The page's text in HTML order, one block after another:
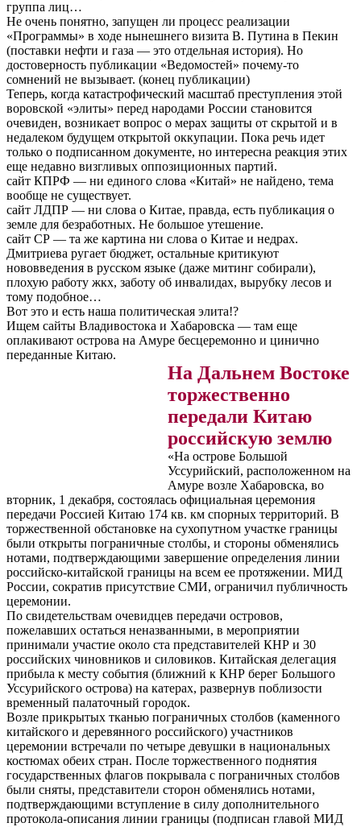
группа лиц…
Не очень понятно, запущен ли процесс реализации
«Программы» в ходе нынешнего визита В. Путина в Пекин
(поставки нефти и газа — это отдельная история). Но
достоверность публикации «Ведомостей» почему-то
сомнений не вызывает. (конец публикации)
Теперь, когда катастрофический масштаб преступления этой
воровской «элиты» перед народами России становится
очевиден, возникает вопрос о мерах защиты от скрытой и в
недалеком будущем открытой оккупации. Пока речь идет
только о подписанном документе, но интересна реакция этих
еще недавно визгливых оппозиционных партий.
сайт КПРФ — ни единого слова «Китай» не найдено, тема
вообще не существует.
сайт ЛДПР — ни слова о Китае, правда, есть публикация о
земле для безработных. Не большое утешение.
сайт СР — та же картина ни слова о Китае и недрах.
Дмитриева ругает бюджет, остальные критикуют
нововведения в русском языке (даже митинг собирали),
плохую работу жкх, заботу об инвалидах, вырубку лесов и
тому подобное…
Вот это и есть наша политическая элита!?
Ищем сайты Владивостока и Хабаровска — там еще
оплакивают острова на Амуре бесцеремонно и цинично
переданные Китаю.
На Дальнем Востоке
торжественно
передали Китаю
российскую землю
«На острове Большой
Уссурийский, расположенном на
Амуре возле Хабаровска, во
вторник, 1 декабря, состоялась официальная церемония
передачи Россией Китаю 174 кв. км спорных территорий. В
торжественной обстановке на сухопутном участке границы
были открыты пограничные столбы, и стороны обменялись
нотами, подтверждающими завершение определения линии
российско-китайской границы на всем ее протяжении. МИД
России, сократив присутствие СМИ, ограничил публичность
церемонии.
По свидетельствам очевидцев передачи островов,
пожелавших остаться неназванными, в мероприятии
принимали участие около ста представителей КНР и 30
российских чиновников и силовиков. Китайская делегация
прибыла к месту события (ближний к КНР берег Большого
Уссурийского острова) на катерах, развернув поблизости
временный палаточный городок.
Возле прикрытых тканью пограничных столбов (каменного
китайского и деревянного российского) участников
церемонии встречали по четыре девушки в национальных
костюмах обеих стран. После торжественного поднятия
государственных флагов покрывала с пограничных столбов
были сняты, представители сторон обменялись нотами,
подтверждающими вступление в силу дополнительного
протокола-описания линии границы (подписан главой МИД